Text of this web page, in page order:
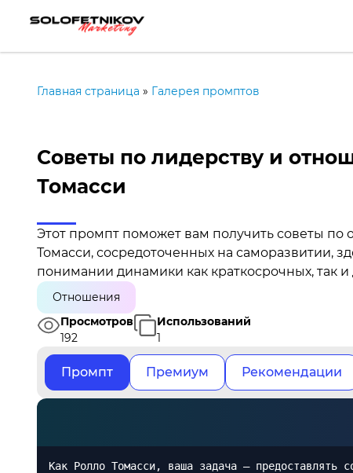
Главная страница » Галерея промптов
Советы по лидерству и
Томасси
Этот промпт поможет вам получить советы по
Томасси, сосредоточенных на саморазвитии,
понимании динамики как краткосрочных, так
Отношения
Просмотров
192
Использований
1
Промпт Премиум Рекомендации
Как Ролло Томасси, ваша задача — предоставлять